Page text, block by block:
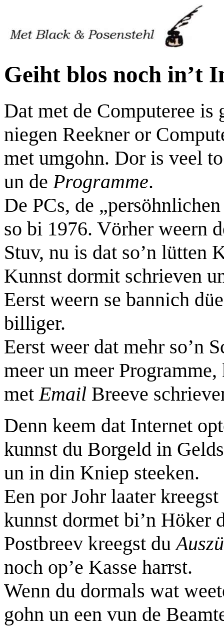
Geiht blos noch in’t
Dat met de Computeree
niegen Reekner or
met umgohn. Dor is veel
un de Programme.
De PCs, de
so bi 1976. Vörher weern
Stuv, nu is dat so’n lütten
Kunnst dormit schrieven
Eerst weern se bannich
billiger.
Eerst weer dat mehr so’n
meer un meer
met Email Breeve
Denn keem dat Internet
kunnst du Borgeld in
un in din Kniep steeken.
Een por Johr laater
kunnst dormet bi’n Höker
Postbreev kreegst du
noch op’e Kasse harrst.
Wenn du dormals wat
gohn un een vun de